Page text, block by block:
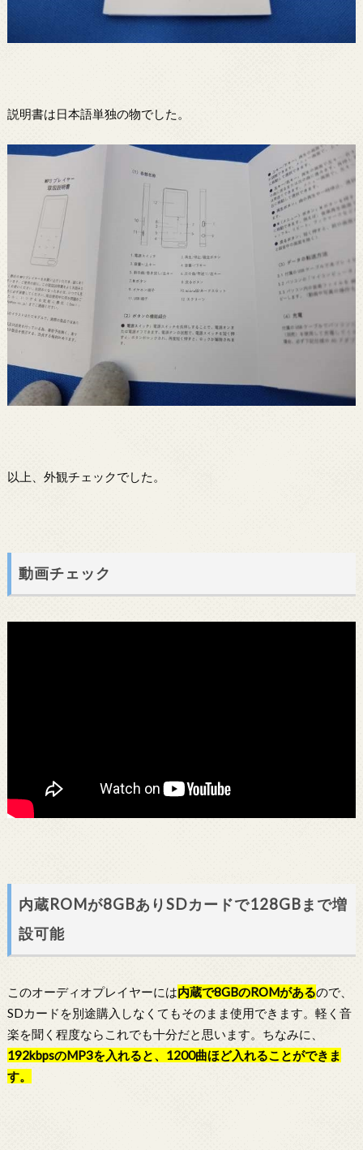
説明書は日本語単独の物でした。
以上、外観チェックでした。
動画チェック
内蔵ROMが8GBありSDカードで128GBまで増
設可能
このオーディオプレイヤーには内蔵で8GBのROMがあるので、
SDカードを別途購入しなくてもそのまま使用できます。軽く音
楽を聞く程度ならこれでも十分だと思います。ちなみに、
192kbpsのMP3を入れると、1200曲ほど入れることができま
す。